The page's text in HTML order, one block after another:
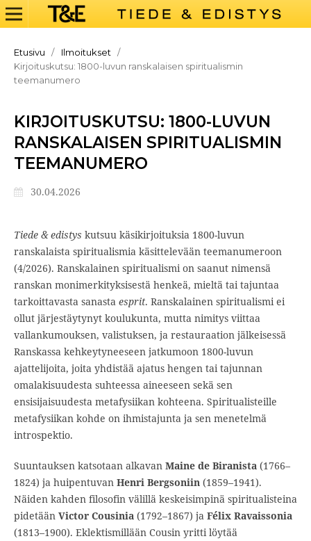
Etusivu / Ilmoitukset
/
Kirjoituskutsu: 1800-luvun ranskalaisen spiritualismin
teemanumero
KIRJOITUSKUTSU: 1800-LUVUN
RANSKALAISEN SPIRITUALISMIN
TEEMANUMERO
30.04.2026
Tiede & edistys kutsuu käsikirjoituksia 1800-luvun
ranskalaista spiritualismia käsittelevään teemanumeroon
(4/2026). Ranskalainen spiritualismi on saanut nimensä
ranskan monimerkityksisestä henkeä, mieltä tai tajuntaa
tarkoittavasta sanasta esprit. Ranskalainen spiritualismi ei
ollut järjestäytynyt koulukunta, mutta nimitys viittaa
vallankumouksen, valistuksen, ja restauraation jälkeisessä
Ranskassa kehkeytyneeseen jatkumoon 1800-luvun
ajattelijoita, joita yhdistää ajatus hengen tai tajunnan
omalakisuudesta suhteessa aineeseen sekä sen
ensisijaisuudesta metafysiikan kohteena. Spiritualisteille
metafysiikan kohde on ihmistajunta ja sen menetelmä
introspektio.
Suuntauksen katsotaan alkavan Maine de Biranista (1766–
1824) ja huipentuvan Henri Bergsoniin (1859–1941).
Näiden kahden filosofin välillä keskeisimpinä spiritualisteina
pidetään Victor Cousinia (1792–1867) ja Félix Ravaissonia
(1813–1900). Eklektismillään Cousin yritti löytää